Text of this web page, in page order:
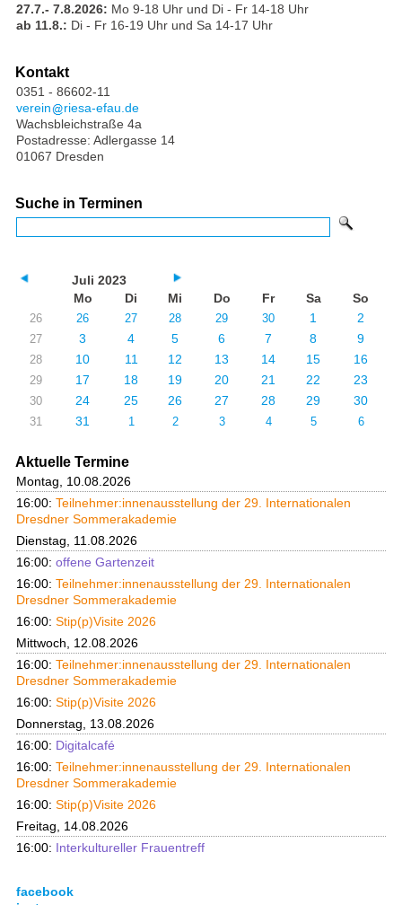
27.7.- 7.8.2026: Mo 9-18 Uhr und Di - Fr 14-18 Uhr
ab 11.8.: Di - Fr 16-19 Uhr und Sa 14-17 Uhr
Kontakt
0351 - 86602-11
verein
riesa-efau.de
Wachsbleichstraße 4a
Postadresse: Adlergasse 14
01067 Dresden
Suche in Terminen
Juli 2023
Mo
Di Mi Do Fr Sa So
26 26 27 28 29 30 1 2
27 3 4 5 6 7 8 9
28 10 11 12 13 14 15 16
29 17 18 19 20 21 22 23
30 24 25 26 27 28 29 30
31 31 1 2 3 4 5 6
Aktuelle Termine
Montag, 10.08.2026
16:00: Teilnehmer:innenausstellung der 29. Internationalen
Dresdner Sommerakademie
Dienstag, 11.08.2026
16:00: offene Gartenzeit
16:00: Teilnehmer:innenausstellung der 29. Internationalen
Dresdner Sommerakademie
16:00: Stip(p)Visite 2026
Mittwoch, 12.08.2026
16:00: Teilnehmer:innenausstellung der 29. Internationalen
Dresdner Sommerakademie
16:00: Stip(p)Visite 2026
Donnerstag, 13.08.2026
16:00: Digitalcafé
16:00: Teilnehmer:innenausstellung der 29. Internationalen
Dresdner Sommerakademie
16:00: Stip(p)Visite 2026
Freitag, 14.08.2026
16:00: Interkultureller Frauentreff
facebook